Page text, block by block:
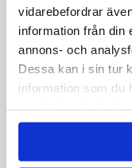
vidarebefordrar
information från din
annons- och
Dessa kan i sin tur
information som du
Genom att skicka
information om dig.
personuppgifter i
CAPTCHA